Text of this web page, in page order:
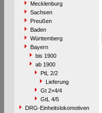
Mecklenburg
Sachsen
Preußen
Baden
Württemberg
Bayern
bis 1900
ab 1900
PtL 2/2
Lieferung
Gt 2×4/4
GtL 4/5
DRG-Einheitslokomotiven